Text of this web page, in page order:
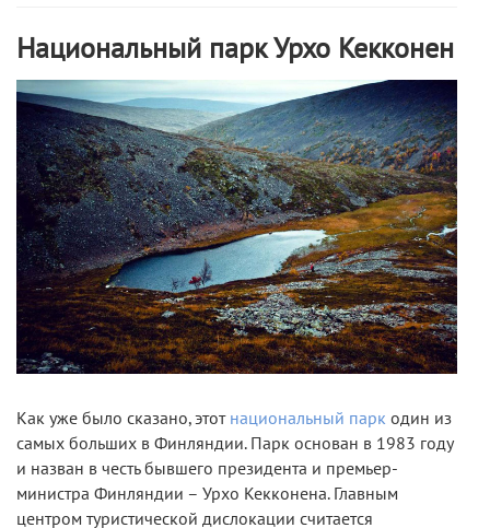
Национальный парк Урхо Кекконен
Как уже было сказано, этот национальный парк один из
самых больших в Финляндии. Парк основан в 1983 году
и назван в честь бывшего президента и премьер-
министра Финляндии – Урхо Кекконена. Главным
центром туристической дислокации считается